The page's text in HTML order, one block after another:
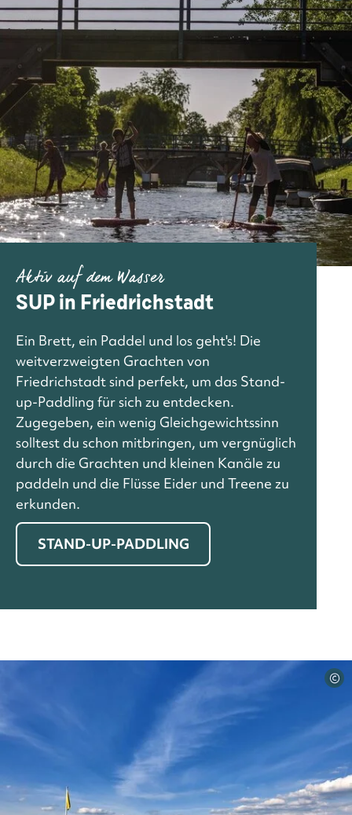
Aktiv auf dem Wasser
SUP in Friedrichstadt
Ein Brett, ein Paddel und los geht's! Die
weitverzweigten Grachten von
Friedrichstadt sind perfekt, um das Stand-
up-Paddling für sich zu entdecken.
Zugegeben, ein wenig Gleichgewichtssinn
solltest du schon mitbringen, um vergnüglich
durch die Grachten und kleinen Kanäle zu
paddeln und die Flüsse Eider und Treene zu
erkunden.
STAND-UP-PADDLING
©